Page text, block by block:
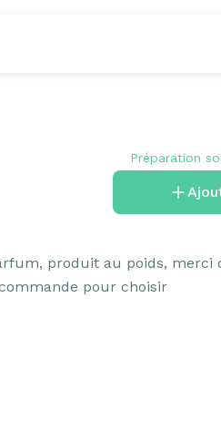
Préparation
produit au poids, merci
pour choisir